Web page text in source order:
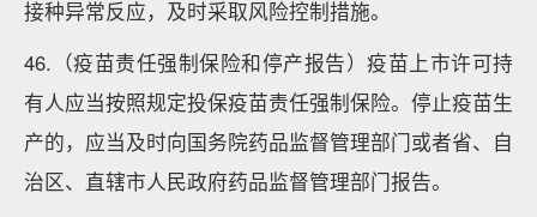
接种异常反应，及时采取风险控制措施。
46.（疫苗责任强制保险和停产报告）疫苗上市许可持
有人应当按照规定投保疫苗责任强制保险。停止疫苗生
产的，应当及时向国务院药品监督管理部门或者省、自
治区、直辖市人民政府药品监督管理部门报告。